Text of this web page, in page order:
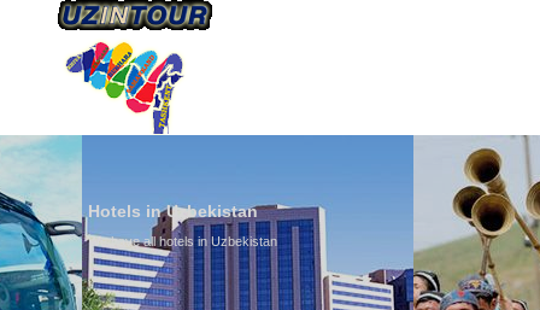
Hotels in Uzbekistan
We have all hotels in Uzbekistan